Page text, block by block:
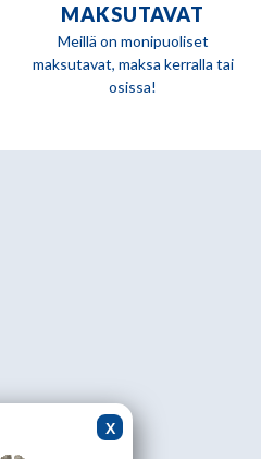
MAKSUTAVAT
Meillä on monipuoliset
maksutavat, maksa kerralla tai
osissa!